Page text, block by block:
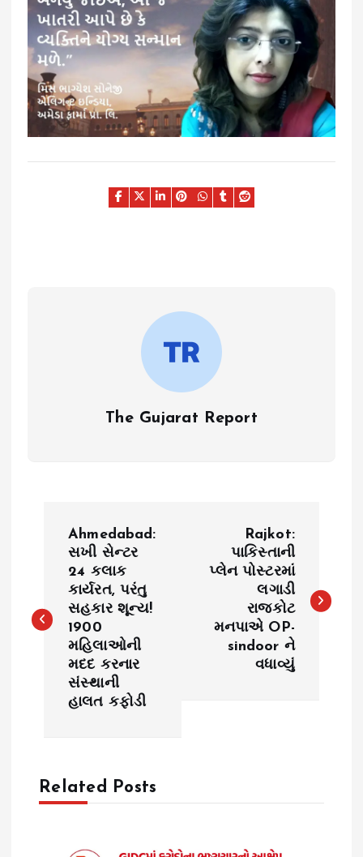
The Gujarat Report
s
t
Ahmedabad:
સખી સેન્ટર
24 કલાક
કાર્યરત, પરંતુ
સહકાર શૂન્ય!
1900
મહિલાઓની
મદદ કરનાર
સંસ્થાની
હાલત કફોડી
Rajkot:
પાકિસ્તાની
પ્લેન પોસ્ટરમાં
લગાડી
રાજકોટ
મનપાએ OP-
sindoor ને
વધાવ્યું
Related Posts